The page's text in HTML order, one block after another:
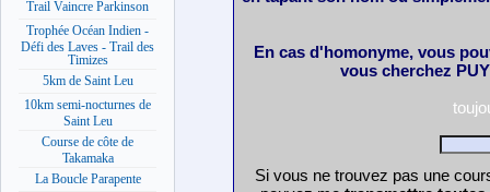
Trail Vaincre Parkinson
Trophée Océan Indien -
Défi des Laves - Trail des
Timizes
5km de Saint Leu
10km semi-nocturnes de
Saint Leu
Course de côte de
Takamaka
La Boucle Parapente
En cas d'homonyme, vous
vous cherchez
Si vous ne trouvez pas une